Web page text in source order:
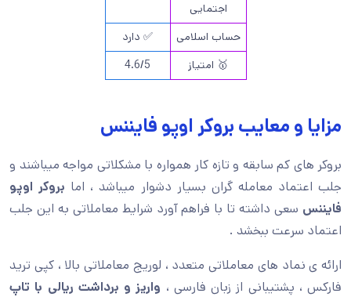
اجتمایی
حساب اسلامی
✅ دارد
🥇 امتیاز
4.6/5
مزایا و معایب بروکر اوپو فایننس
بروکر های کم سابقه و تازه کار همواره با مشکلاتی مواجه میباشند و
جلب اعتماد معامله گران بسیار دشوار میباشد ، امابروکر اوپو
فایننسسعی داشته تا با فراهم آورد شرایط معاملاتی به این جلب
اعتماد سرعت ببخشد .
ارائه ی نماد های معاملاتی متعدد ، لوریج معاملاتی بالا ، کپی ترید
فارکس ، پشتیبانی از زبان فارسی ، واریز و برداشت ریالی با تاپ